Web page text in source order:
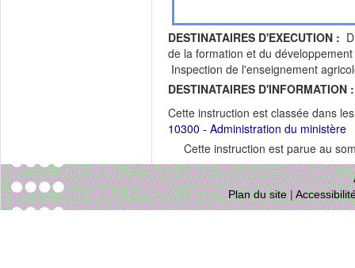
DESTINATAIRES D'EXECUTION :
de la formation et du
Inspection de l'enseignement
DESTINATAIRES D'INFORMATION :
Cette instruction est classée dans
10300 - Administration du ministère
Cette instruction est parue au
Plan du site|